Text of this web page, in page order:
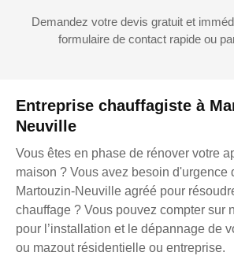
Entreprise chauffagiste à
Neuville
Vous êtes en phase de rénover votre
maison ? Vous avez besoin d'urgence
Martouzin-Neuville agréé pour
chauffage ? Vous pouvez compter sur
pour l’installation et le dépannage de
ou mazout résidentielle ou entreprise.
Demandez votre devis gratuit et
formulaire de contact rapide ou